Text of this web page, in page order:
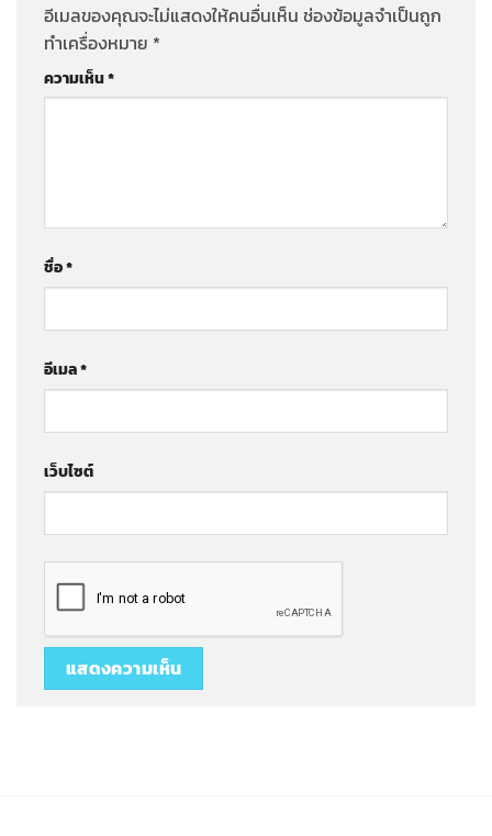
อีเมลของคุณจะไม่แสดงให้คนอื่นเห็น ช่องข้อมูลจำเป็นถูก
ทำเครื่องหมาย *
ความเห็น*
ชื่อ*
อีเมล*
เว็บไซต์